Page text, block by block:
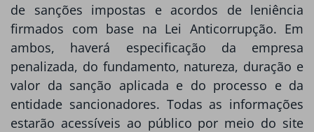
de sanções impostas e acordos de leniência
firmados com base na Lei Anticorrupção. Em
ambos, haverá especificação da empresa
penalizada, do fundamento, natureza, duração e
valor da sanção aplicada e do processo e da
entidade sancionadores. Todas as informações
estarão acessíveis ao público por meio do site